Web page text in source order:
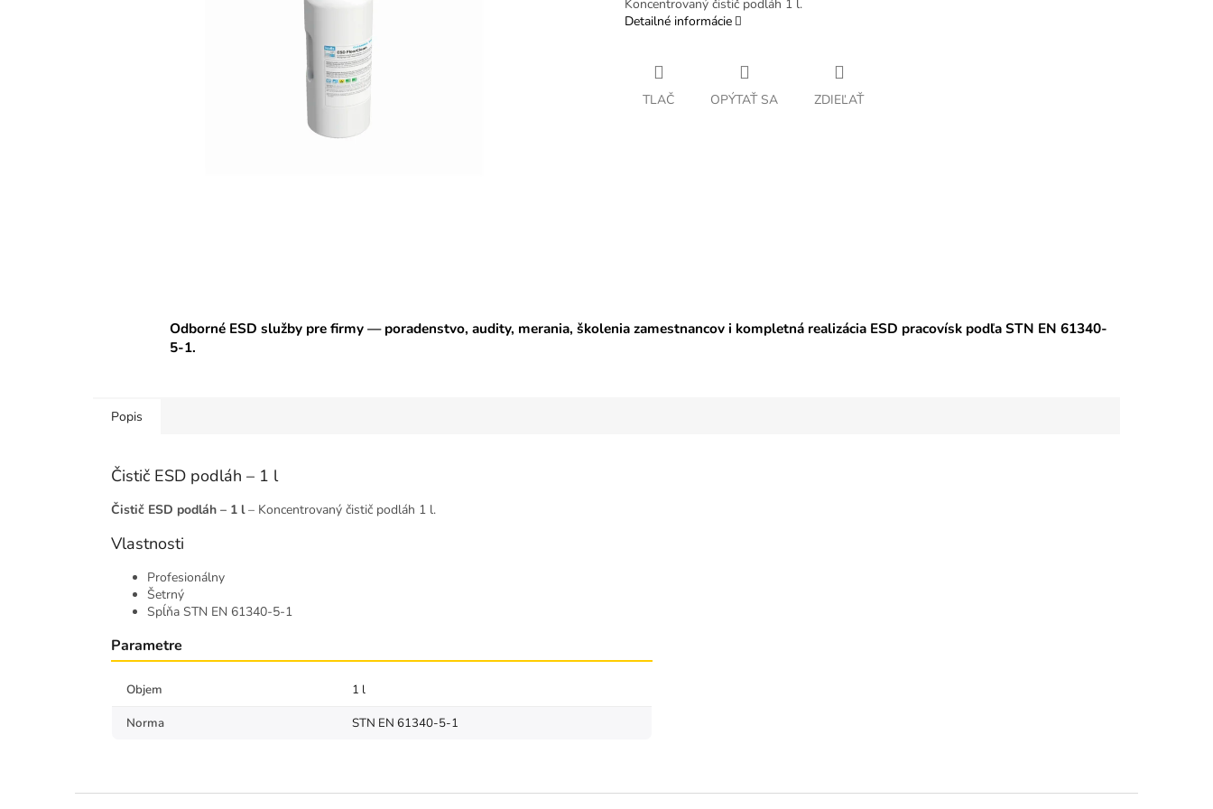
Koncentrovaný čistič podláh 1 l.
Detailné informácie
TLAČ OPÝTAŤ SA ZDIEĽAŤ
Odborné ESD služby pre firmy — poradenstvo, audity, merania, školenia zamestnancov i kompletná realizácia ESD pracovísk podľa STN EN 61340-
5-1.
Popis
Čistič ESD podláh – 1 l
Čistič ESD podláh – 1 l– Koncentrovaný čistič podláh 1 l.
Vlastnosti
Profesionálny
Šetrný
Spĺňa STN EN 61340-5-1
Parametre
Objem 1 l
Norma STN EN 61340-5-1